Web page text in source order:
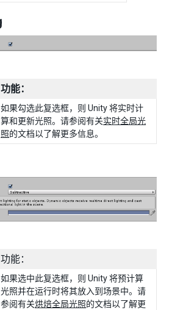
功能：
如果勾选此复选框，则 Unity 将实时计
算和更新光照。请参阅有关实时全局光
照的文档以了解更多信息。
功能：
如果选中此复选框，则 Unity 将预计算
光照并在运行时将其放入到场景中。请
参阅有关烘焙全局光照的文档以了解更